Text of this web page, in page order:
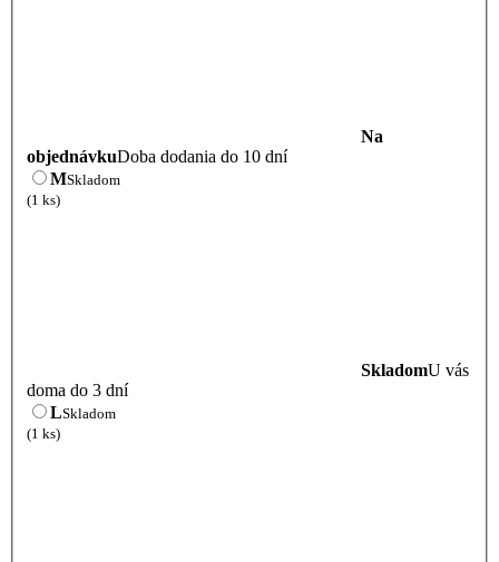
Na
objednávkuDoba dodania do 10 dní
MSkladom
(1 ks)
SkladomU vás
doma do 3 dní
LSkladom
(1 ks)